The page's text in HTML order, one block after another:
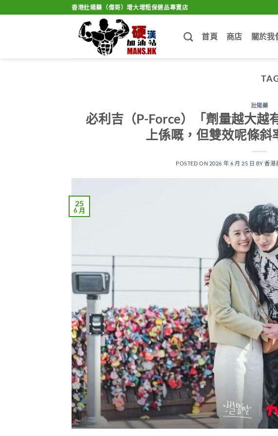
to
香港壯陽藥（偉哥）增大增粗保健品專賣店
首頁 商店 關於我
壯陽藥
必利吉（P-Force）「劑量越大越
上係嘅，但雙效呢條
POSTED ON 2026 年 6 月 25 日 BY香港
25
6 月